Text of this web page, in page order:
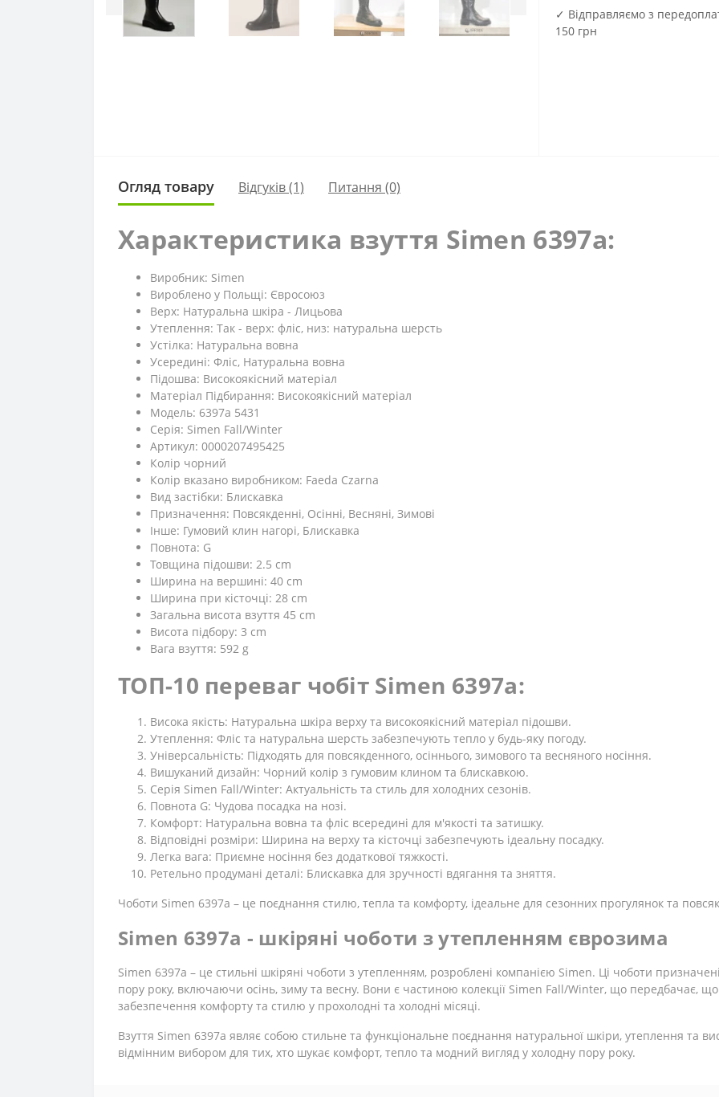
✓ Відправляємо з
150 грн
Огляд товару Відгуків (1) Питання (0)
Характеристика взуття Simen 6397a:
Виробник: Simen
Вироблено у Польщі: Євросоюз
Верх: Натуральна шкіра - Лицьова
Утеплення: Так - верх: фліс, низ: натуральна шерсть
Устілка: Натуральна вовна
Усередині: Фліс, Натуральна вовна
Підошва: Високоякісний матеріал
Матеріал Підбирання: Високоякісний матеріал
Модель: 6397a 5431
Серія: Simen Fall/Winter
Артикул: 0000207495425
Колір чорний
Колір вказано виробником: Faeda Czarna
Вид застібки: Блискавка
Призначення: Повсякденні, Осінні, Весняні, Зимові
Iнше: Гумовий клин нагорі, Блискавка
Повнота: G
Товщина підошви: 2.5 cm
Ширина на вершині: 40 cm
Ширина при кісточці: 28 cm
Загальна висота взуття 45 cm
Висота підбору: 3 cm
Вага взуття: 592 g
ТОП-10 переваг чобіт Simen 6397a:
Висока якість: Натуральна шкіра верху та високоякісний матеріал підошви.
Утеплення: Фліс та натуральна шерсть забезпечують тепло у будь-яку погоду.
Універсальність: Підходять для повсякденного, осіннього, зимового та весняного носіння.
Вишуканий дизайн: Чорний колір з гумовим клином та блискавкою.
Серія Simen Fall/Winter: Актуальність та стиль для холодних сезонів.
Повнота G: Чудова посадка на нозі.
Комфорт: Натуральна вовна та фліс всередині для м'якості та затишку.
Відповідні розміри: Ширина на верху та кісточці забезпечують ідеальну посадку.
Легка вага: Приємне носіння без додаткової тяжкості.
Ретельно продумані деталі: Блискавка для зручності вдягання та зняття.
Чоботи Simen 6397a – це поєднання стилю, тепла та комфорту, ідеальне для сезонних прогулянок та
Simen 6397a - шкіряні чоботи з утепленням єврозима
Simen 6397a – це стильні шкіряні чоботи з утепленням, розроблені компанією Simen. Ці чоботи
пору року, включаючи осінь, зиму та весну. Вони є частиною колекції Simen Fall/Winter, що передбачає,
забезпечення комфорту та стилю у прохолодні та холодні місяці.
Взуття Simen 6397a являє собою стильне та функціональне поєднання натуральної шкіри, утеплення та
відмінним вибором для тих, хто шукає комфорт, тепло та модний вигляд у холодну пору року.